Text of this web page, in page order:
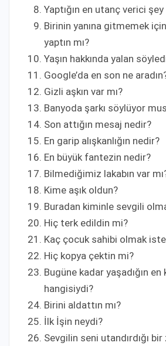
Yaptığın en utanç verici
Birinin yanına gitmemek
yaptın mı?
Yaşın hakkında yalan
Google’da en son ne
Gizli aşkın var mı?
Banyoda şarkı söylüyor
Son attığın mesaj nedir?
En garip alışkanlığın nedir?
En büyük fantezin nedir?
Bilmediğimiz lakabın var
Kime aşık oldun?
Buradan kiminle sevgili
Hiç terk edildin mi?
Kaç çocuk sahibi olmak
Hiç kopya çektin mi?
Bugüne kadar yaşadığın
hangisiydi?
Birini aldattın mı?
İlk İşin neydi?
Sevgilin seni utandırdığı